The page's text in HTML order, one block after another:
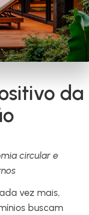
da
circular e
vez mais,
buscam